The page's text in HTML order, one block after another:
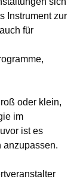
Instrument zur
für
oder klein,
im
ist es
anzupassen.